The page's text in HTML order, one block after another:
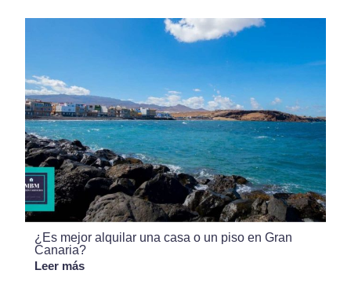
¿Es mejor alquilar una casa o un piso en Gran
Canaria?
Leer más